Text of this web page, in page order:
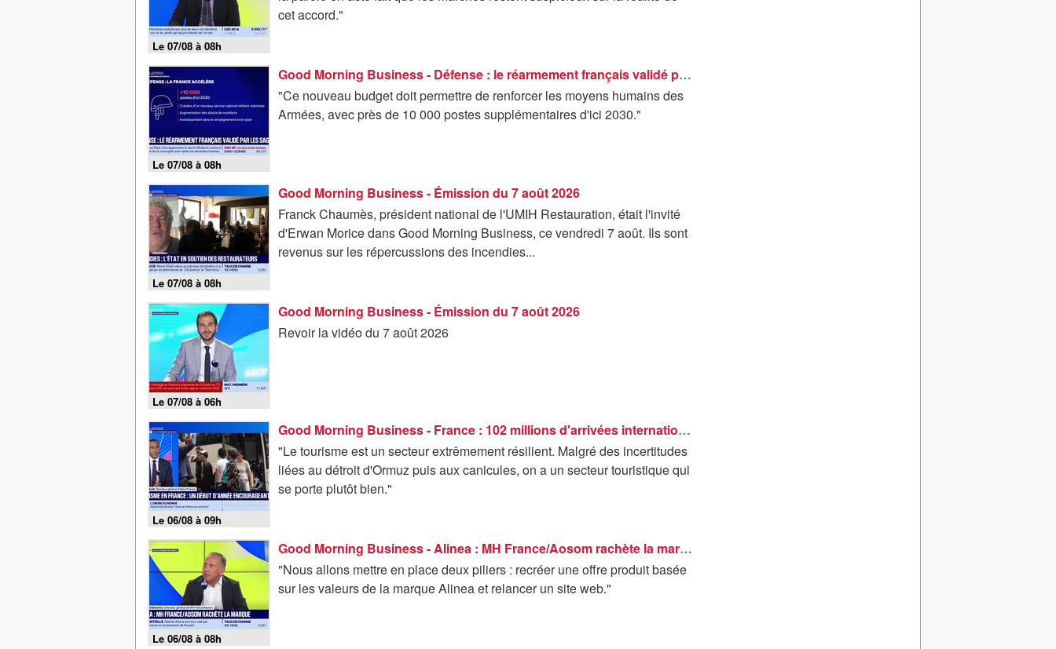
Le 07/08 à 08h
cet accord."
Le 07/08 à 08h
Good Morning Business - Défense : le réarmement français validé par les Sages
"Ce nouveau budget doit permettre de renforcer les moyens humains des
Armées, avec près de 10 000 postes supplémentaires d'ici 2030."
Le 07/08 à 08h
Good Morning Business - Émission du 7 août 2026
Franck Chaumès, président national de l'UMIH Restauration, était l'invité
d'Erwan Morice dans Good Morning Business, ce vendredi 7 août. Ils sont
revenus sur les répercussions des incendies...
Le 07/08 à 06h
Good Morning Business - Émission du 7 août 2026
Revoir la vidéo du 7 août 2026
Le 06/08 à 09h
Good Morning Business - France : 102 millions d'arrivées internationales en 2025
"Le tourisme est un secteur extrêmement résilient. Malgré des incertitudes
liées au détroit d'Ormuz puis aux canicules, on a un secteur touristique qui
se porte plutôt bien."
Le 06/08 à 08h
Good Morning Business - Alinea : MH France/Aosom rachète la marque
"Nous allons mettre en place deux piliers : recréer une offre produit basée
sur les valeurs de la marque Alinea et relancer un site web."